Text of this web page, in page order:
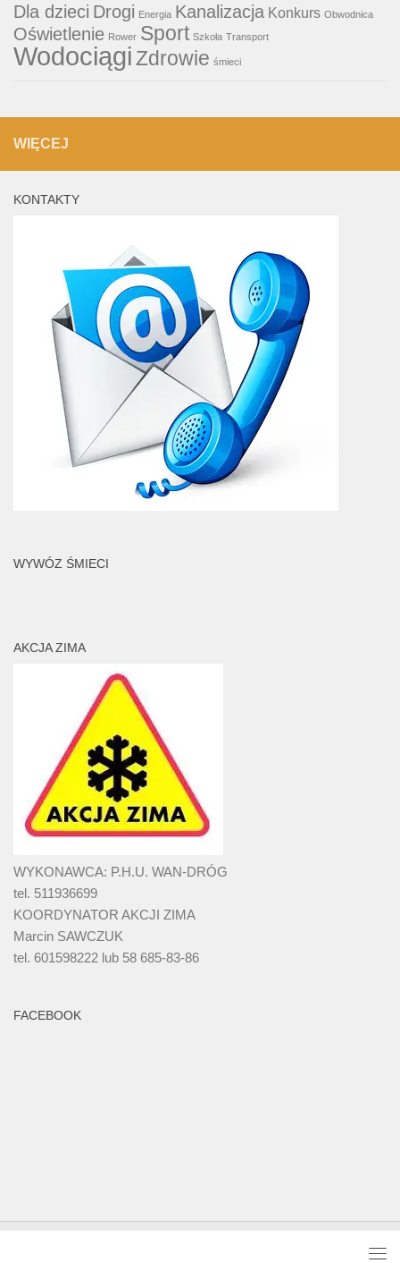
Dla dzieci Drogi Energia Kanalizacja Konkurs Obwodnica
Oświetlenie Rower Sport Szkoła Transport
WodociągiZdrowie śmieci
WIĘCEJ
KONTAKTY
WYWÓZ ŚMIECI
AKCJA ZIMA
WYKONAWCA: P.H.U. WAN-DRÓG
tel. 511936699
KOORDYNATOR AKCJI ZIMA
Marcin SAWCZUK
tel. 601598222 lub 58 685-83-86
FACEBOOK